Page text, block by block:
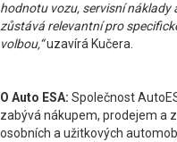
hodnotu vozu, servisní náklady
zůstává relevantní pro
volbou,“uzavírá Kučera.
O Auto ESA: Společnost
zabývá nákupem, prodejem a
osobních a užitkových